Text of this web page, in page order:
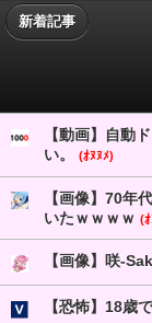
新着記事
【動画】自動
い。
(ｵﾇﾇﾒ)
【画像】70年
いたｗｗｗｗ (
【画像】咲-
【恐怖】18歳